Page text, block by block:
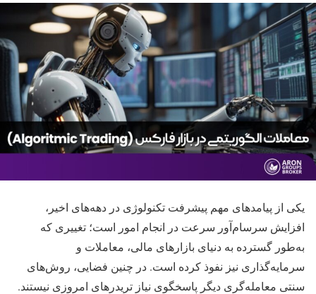
یکی از پیامدهای مهم پیشرفت تکنولوژی در دهه‌های اخیر،
افزایش سرسام‌آور سرعت در انجام امور است؛ تغییری که
به‌طور گسترده به دنیای بازارهای مالی، معاملات و
سرمایه‌گذاری نیز نفوذ کرده است. در چنین فضایی، روش‌های
سنتی معامله‌گری دیگر پاسخگوی نیاز تریدرهای امروزی نیستند.